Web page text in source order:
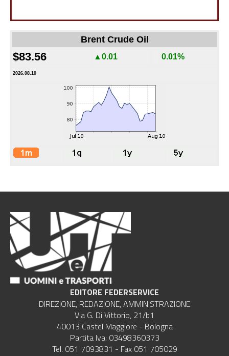
Brent Crude Oil
$83.56 ▲0.01 0.01%
2026.08.10
EDITORE FEDERSERVICE
DIREZIONE, REDAZIONE, AMMINISTRAZIONE
Via G. Di Vittorio, 21/b1
40013 Castel Maggiore - Bologna
Partita Iva: 03498360373
Tel. 051 7093831 - Fax 051 705029